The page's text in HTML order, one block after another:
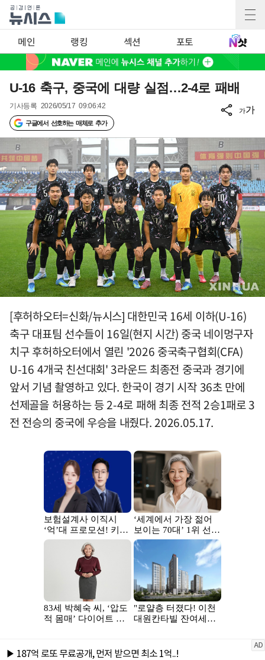
메인 랭킹 섹션 포토
U-16 축구, 중국에 대량 실점…2-4로 패배
기사등록 2026/05/17 09:06:42
구글에서 선호하는 매체로 추가
가가
[후허하오터=신화/뉴시스] 대한민국 16세 이하(U-16)
축구 대표팀 선수들이 16일(현지 시간) 중국 네이멍구자
치구 후허하오터에서 열린 '2026 중국축구협회(CFA)
U-16 4개국 친선대회' 3라운드 최종전 중국과 경기에
앞서 기념 촬영하고 있다. 한국이 경기 시작 36초 만에
선제골을 허용하는 등 2-4로 패해 최종 전적 2승1패로 3
전 전승의 중국에 우승을 내줬다. 2026.05.17.